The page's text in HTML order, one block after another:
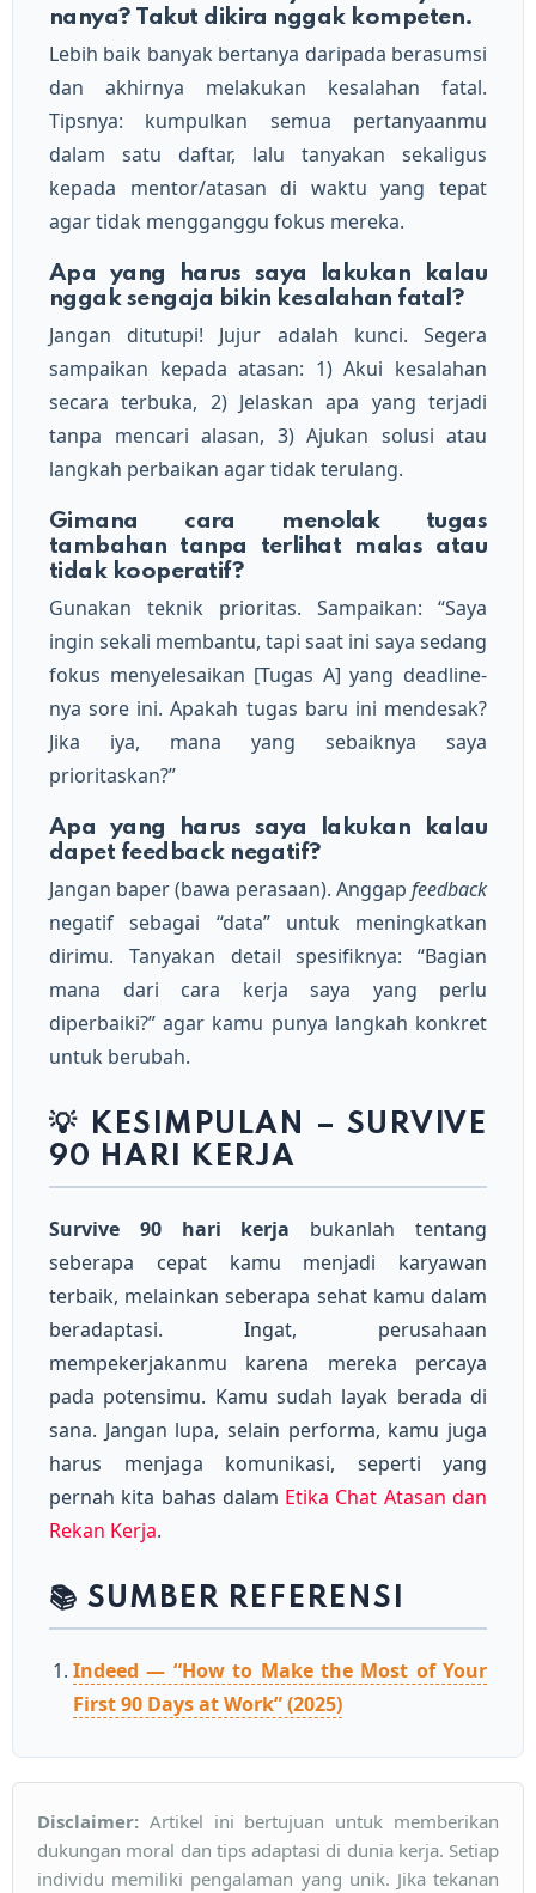
nanya? Takut dikira nggak kompeten.
Lebih baik banyak bertanya daripada berasumsi
dan akhirnya melakukan kesalahan fatal.
Tipsnya: kumpulkan semua pertanyaanmu
dalam satu daftar, lalu tanyakan sekaligus
kepada mentor/atasan di waktu yang tepat
agar tidak mengganggu fokus mereka.
Apa yang harus saya lakukan kalau
nggak sengaja bikin kesalahan fatal?
Jangan ditutupi! Jujur adalah kunci. Segera
sampaikan kepada atasan: 1) Akui kesalahan
secara terbuka, 2) Jelaskan apa yang terjadi
tanpa mencari alasan, 3) Ajukan solusi atau
langkah perbaikan agar tidak terulang.
Gimana cara menolak tugas
tambahan tanpa terlihat malas atau
tidak kooperatif?
Gunakan teknik prioritas. Sampaikan: “Saya
ingin sekali membantu, tapi saat ini saya sedang
fokus menyelesaikan [Tugas A] yang deadline-
nya sore ini. Apakah tugas baru ini mendesak?
Jika iya, mana yang sebaiknya saya
prioritaskan?”
Apa yang harus saya lakukan kalau
dapet feedback negatif?
Jangan baper (bawa perasaan). Anggap feedback
negatif sebagai “data” untuk meningkatkan
dirimu. Tanyakan detail spesifiknya: “Bagian
mana dari cara kerja saya yang perlu
diperbaiki?” agar kamu punya langkah konkret
untuk berubah.
💡 KESIMPULAN – SURVIVE
90 HARI KERJA
Survive 90 hari kerja bukanlah tentang
seberapa cepat kamu menjadi karyawan
terbaik, melainkan seberapa sehat kamu dalam
beradaptasi. Ingat, perusahaan
mempekerjakanmu karena mereka percaya
pada potensimu. Kamu sudah layak berada di
sana. Jangan lupa, selain performa, kamu juga
harus menjaga komunikasi, seperti yang
pernah kita bahas dalam Etika Chat Atasan dan
Rekan Kerja.
📚 SUMBER REFERENSI
Indeed — “How to Make the Most of Your
First 90 Days at Work” (2025)
Disclaimer: Artikel ini bertujuan untuk memberikan
dukungan moral dan tips adaptasi di dunia kerja. Setiap
individu memiliki pengalaman yang unik. Jika tekanan